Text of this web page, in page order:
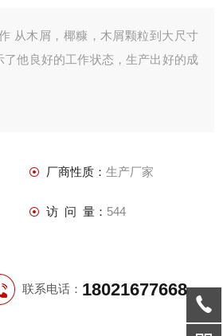
寸
他良好的工作状态，生产出好的成
厂商性质： 生产厂家
访 问 量： 544
联系电话： 18021677668